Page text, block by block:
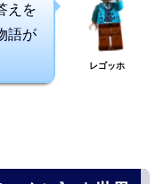
えを
語が
レゴッホ